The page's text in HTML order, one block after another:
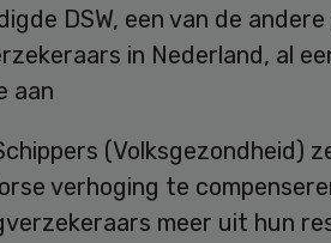
DSW, een van de
in Nederland, al
aan
(Volksgezondheid)
verhoging te
meer uit hun